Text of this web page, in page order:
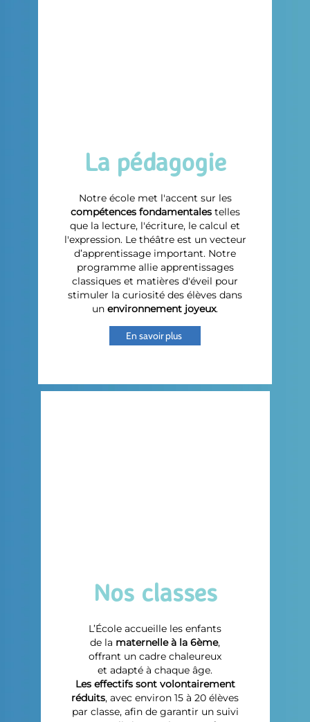
La pédagogie
Notre école met l'accent sur les
compétences fondamentalestelles
que la lecture, l'écriture, le calcul et
l'expression. Le théâtre est un vecteur
d’apprentissage important. Notre
programme allie apprentissages
classiques et matières d'éveil pour
stimuler la curiosité des élèves dans
un environnement joyeux.
En savoir plus
Nos classes
L’École accueille les enfants
de la maternelle à la 6ème,
offrant un cadre chaleureux
et adapté à chaque âge.
Les effectifs sont volontairement
réduits, avec environ 15 à 20 élèves
par classe, afin de garantir un suivi